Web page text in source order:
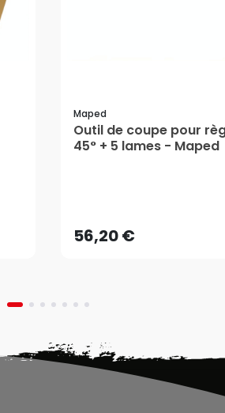
Maped
Outil de coupe pour
45° + 5 lames - Maped
56,20 €AJOUTER AU PANIER